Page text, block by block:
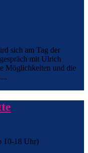
sich am Tag der
mit Ulrich
Möglichkeiten und die
10-18 Uhr)